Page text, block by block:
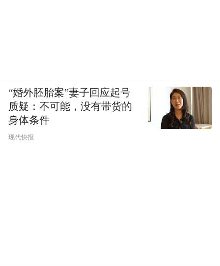
“婚外胚胎案”妻子回应起号
质疑：不可能，没有带货的
身体条件
现代快报